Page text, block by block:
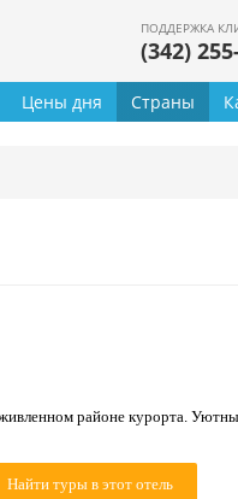
ПОДДЕРЖКА
(342)
Цены дня Страны
районе курорта.
Найти туры в этот отель